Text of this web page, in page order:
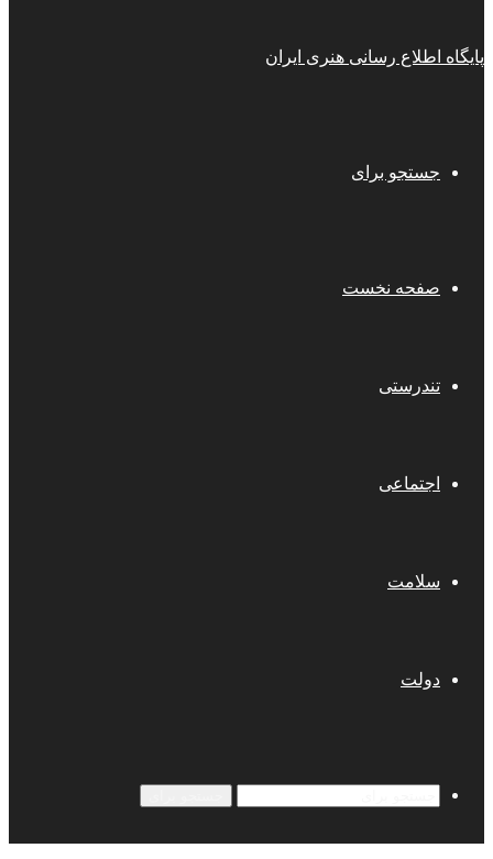
پایگاه اطلاع رسانی هنری ایران
جستجو برای
صفحه نخست
تندرستی
اجتماعی
سلامت
دولت